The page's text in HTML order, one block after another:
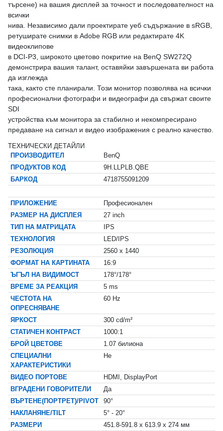
търсене) на вашия дисплей за точност и последователност на
всички
нива. Независимо дали проектирате уеб съдържание в sRGB,
ретуширате снимки в Adobe RGB или редактирате 4K
видеоклипове
в DCI-P3, широкото цветово покритие на BenQ SW272Q
демонстрира вашия талант, оставяйки завършената ви работа
да изглежда
така, както сте планирали. Този монитор позволява на всички
професионални фотографи и видеографи да свържат своите
SDI
устройства към монитора за стабилно и некомпресирано
предаване на сигнал и видео изображения с реално качество.
ТЕХНИЧЕСКИ ДЕТАЙЛИ
ПРОИЗВОДИТЕЛ
BenQ
ПРОДУКТОВ КОД
9H.LLPLB.QBE
БАРКОД
4718755091209
ПРИЛОЖЕНИЕ
Професионален
РАЗМЕР НА ДИСПЛЕЯ
27 inch
ТИП НА МАТРИЦАТА
IPS
ТЕХНОЛОГИЯ
LED/IPS
РЕЗОЛЮЦИЯ
2560 x 1440
ФОРМАТ НА КАРТИНАТА
16:9
ЪГЪЛ НА ВИДИМОСТ
178°/178°
ВРЕМЕ ЗА РЕАКЦИЯ
5 ms
ЧЕСТОТА НА
ОПРЕСНЯВАНЕ
60 Hz
ЯРКОСТ
300 cd/m²
СТАТИЧЕН КОНТРАСТ
1000:1
БРОЙ ЦВЕТОВЕ
1.07 билиона
СПЕЦИАЛНИ
ХАРАКТЕРИСТИКИ
Не
ВИДЕО ПОРТОВЕ
HDMI, DisplayPort
ВГРАДЕНИ ГОВОРИТЕЛИ
Да
ВЪРТЕНЕ(ПОРТРЕТ)/PIVOT
90°
НАКЛАНЯНЕ/TILT
5° - 20°
РАЗМЕРИ
451.8-591.8 x 613.9 x 274 мм